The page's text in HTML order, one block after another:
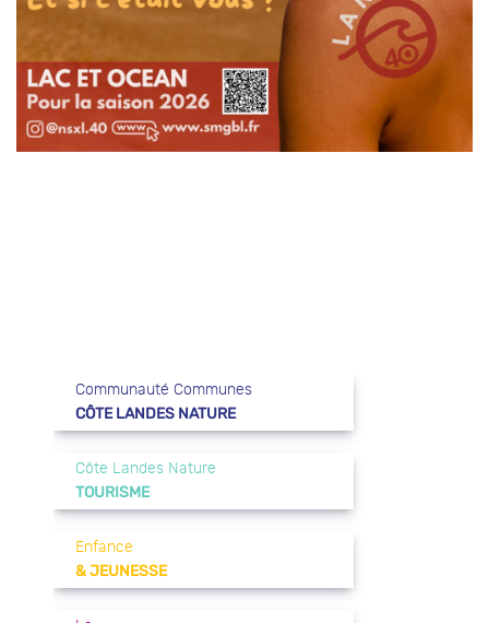
Communauté Communes
CÔTE LANDES NATURE
Côte Landes Nature
TOURISME
Enfance
& JEUNESSE